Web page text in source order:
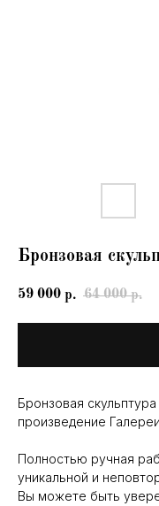
Бронзовая
59 000 р. 64 000 р.
Бронзовая
произведение
Полностью ручная
уникальной и
Вы можете быть